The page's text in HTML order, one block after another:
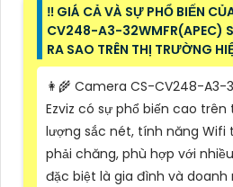
‼️ GIÁ CẢ VÀ SỰ PHỔ BIẾN
CV248-A3-32WMFR(APEC)
RA SAO TRÊN THỊ TRƯỜNG
👩‍🌾 Camera CS-CV248-A3-
Ezviz có sự phổ biến cao
lượng sắc nét, tính năng Wifi
phải chăng, phù hợp với
đặc biệt là gia đình và doanh